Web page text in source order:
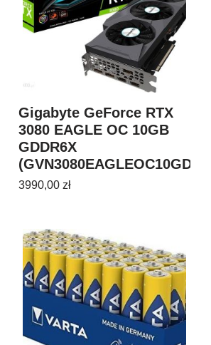
Gigabyte GeForce RTX
3080 EAGLE OC 10GB
GDDR6X
(GVN3080EAGLEOC10GD)
3990,00 zł